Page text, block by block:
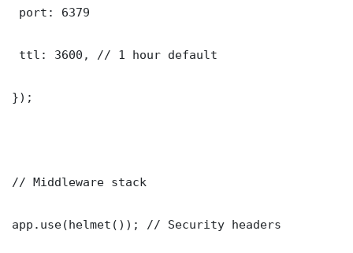
port: 6379
ttl: 3600, // 1 hour default
});
// Middleware stack
app.use(helmet()); // Security headers